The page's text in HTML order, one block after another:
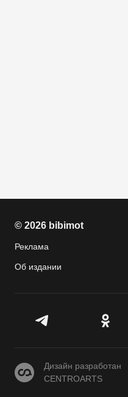
© 2026 bibimot
Реклама
Об издании
CENTROARTS